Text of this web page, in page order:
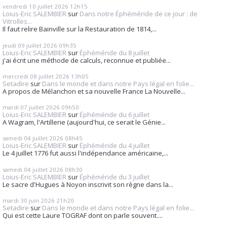
vendredi 10 juillet 2026 12h15
Loius-Eric SALEMBIER sur Dans notre Éphéméride de ce jour : de
Vitrolles...
Il faut relire Bainville sur la Restauration de 1814,...
jeudi 09 juillet 2026 09h35
Loius-Eric SALEMBIER sur Éphéméride du 8 juillet
j'ai écrit une méthode de calculs, reconnue et publiée...
mercredi 08 juillet 2026 13h05
Setadire sur Dans le monde et dans notre Pays légal en folie...
A propos de Mélanchon et sa nouvelle France La Nouvelle...
mardi 07 juillet 2026 09h50
Loius-Eric SALEMBIER sur Éphéméride du 6 juillet
A Wagram, l'Artillerie (aujourd'hui, ce serait le Génie...
samedi 04 juillet 2026 08h45
Loius-Eric SALEMBIER sur Éphéméride du 4 juillet
Le 4 juillet 1776 fut aussi l'indépendance américaine,...
samedi 04 juillet 2026 08h30
Loius-Eric SALEMBIER sur Éphéméride du 3 juillet
Le sacre d'Hugues à Noyon inscrivit son règne dans la...
mardi 30 juin 2026 21h20
Setadire sur Dans le monde et dans notre Pays légal en folie...
Qui est cette Laure TOGRAF dont on parle souvent....